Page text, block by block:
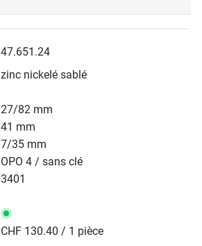
47.651.24
zinc nickelé sablé
27/82 mm
41 mm
7/35 mm
OPO 4 / sans clé
3401
CHF 130.40 / 1 pièce